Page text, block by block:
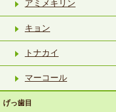
アミメキリン
キョン
トナカイ
マーコール
げっ歯目